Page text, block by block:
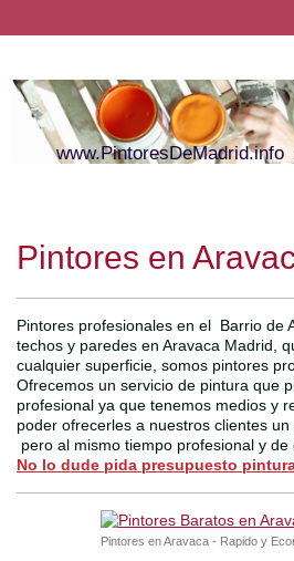
www.PintoresDeMadrid.info
Pintores en
Pintores profesionales en el Barrio de
techos y paredes en Aravaca Madrid,
cualquier superficie, somos pintores
Ofrecemos un servicio de pintura que
profesional ya que tenemos medios y
poder ofrecerles a nuestros clientes
pero al mismo tiempo profesional y de
No lo dude pida presupuesto
Pintores en Aravaca - Rapido y